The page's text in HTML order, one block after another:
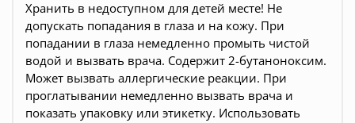
Хранить в недоступном для детей месте! Не
допускать попадания в глаза и на кожу. При
попадании в глаза немедленно промыть чистой
водой и вызвать врача. Содержит 2-бутаноноксим.
Может вызвать аллергические реакции. При
проглатывании немедленно вызвать врача и
показать упаковку или этикетку. Использовать